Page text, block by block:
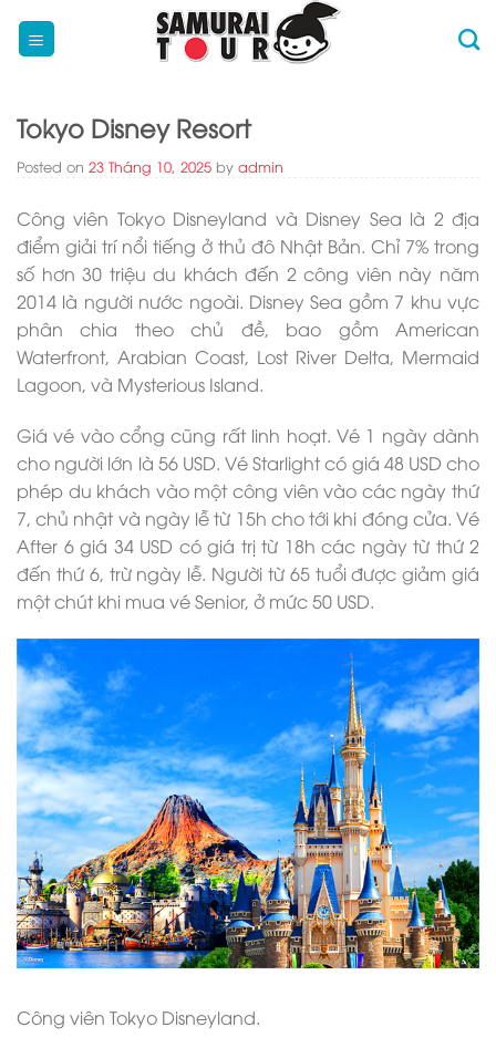
Tokyo Disney Resort
Posted on 23 Tháng 10, 2025 by admin
Công viên Tokyo Disneyland và Disney Sea là 2 địa
điểm giải trí nổi tiếng ở thủ đô Nhật Bản. Chỉ 7% trong
số hơn 30 triệu du khách đến 2 công viên này năm
2014 là người nước ngoài. Disney Sea gồm 7 khu vực
phân chia theo chủ đề, bao gồm American
Waterfront, Arabian Coast, Lost River Delta, Mermaid
Lagoon, và Mysterious Island.
Giá vé vào cổng cũng rất linh hoạt. Vé 1 ngày dành
cho người lớn là 56 USD. Vé Starlight có giá 48 USD cho
phép du khách vào một công viên vào các ngày thứ
7, chủ nhật và ngày lễ từ 15h cho tới khi đóng cửa. Vé
After 6 giá 34 USD có giá trị từ 18h các ngày từ thứ 2
đến thứ 6, trừ ngày lễ. Người từ 65 tuổi được giảm giá
một chút khi mua vé Senior, ở mức 50 USD.
Công viên Tokyo Disneyland.